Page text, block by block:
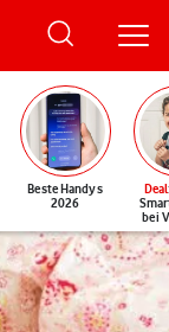
Beste Handys
2026
Deal
bei